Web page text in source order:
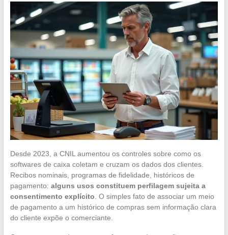
Desde 2023, a CNIL aumentou os controles sobre como os
softwares de caixa coletam e cruzam os dados dos clientes.
Recibos nominais, programas de fidelidade, históricos de
pagamento: alguns usos constituem perfilagem sujeita a
consentimento explícito. O simples fato de associar um meio
de pagamento a um histórico de compras sem informação clara
do cliente expõe o comerciante.